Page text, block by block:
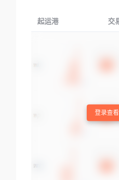
起运港 交
登录查